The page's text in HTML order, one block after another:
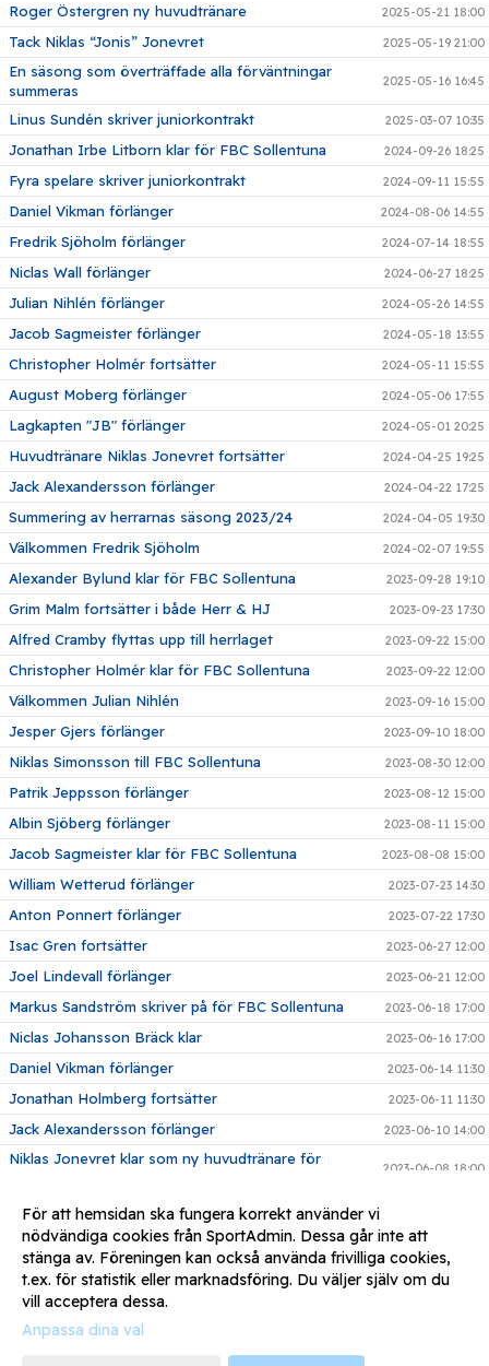
Roger Östergren ny huvudtränare 2025-05-21 18:00
Tack Niklas “Jonis” Jonevret 2025-05-19 21:00
En säsong som överträffade alla förväntningar
summeras
2025-05-16 16:45
Linus Sundén skriver juniorkontrakt 2025-03-07 10:35
Jonathan Irbe Litborn klar för FBC Sollentuna 2024-09-26 18:25
Fyra spelare skriver juniorkontrakt 2024-09-11 15:55
Daniel Vikman förlänger 2024-08-06 14:55
Fredrik Sjöholm förlänger 2024-07-14 18:55
Niclas Wall förlänger 2024-06-27 18:25
Julian Nihlén förlänger 2024-05-26 14:55
Jacob Sagmeister förlänger 2024-05-18 13:55
Christopher Holmér fortsätter 2024-05-11 15:55
August Moberg förlänger 2024-05-06 17:55
Lagkapten "JB" förlänger 2024-05-01 20:25
Huvudtränare Niklas Jonevret fortsätter 2024-04-25 19:25
Jack Alexandersson förlänger 2024-04-22 17:25
Summering av herrarnas säsong 2023/24 2024-04-05 19:30
Välkommen Fredrik Sjöholm 2024-02-07 19:55
Alexander Bylund klar för FBC Sollentuna 2023-09-28 19:10
Grim Malm fortsätter i både Herr & HJ 2023-09-23 17:30
Alfred Cramby flyttas upp till herrlaget 2023-09-22 15:00
Christopher Holmér klar för FBC Sollentuna 2023-09-22 12:00
Välkommen Julian Nihlén 2023-09-16 15:00
Jesper Gjers förlänger 2023-09-10 18:00
Niklas Simonsson till FBC Sollentuna 2023-08-30 12:00
Patrik Jeppsson förlänger 2023-08-12 15:00
Albin Sjöberg förlänger 2023-08-11 15:00
Jacob Sagmeister klar för FBC Sollentuna 2023-08-08 15:00
William Wetterud förlänger 2023-07-23 14:30
Anton Ponnert förlänger 2023-07-22 17:30
Isac Gren fortsätter 2023-06-27 12:00
Joel Lindevall förlänger 2023-06-21 12:00
Markus Sandström skriver på för FBC Sollentuna 2023-06-18 17:00
Niclas Johansson Bräck klar 2023-06-16 17:00
Daniel Vikman förlänger 2023-06-14 11:30
Jonathan Holmberg fortsätter 2023-06-11 11:30
Jack Alexandersson förlänger 2023-06-10 14:00
Niklas Jonevret klar som ny huvudtränare för
2023-06-08 18:00
Adrian Vågberg förlänger
Niclas Wall förlänger 2023-05-22 12:00
August Moberg återvänder 2023-05-11 17:58
För att hemsidan ska fungera korrekt använder vi
nödvändiga cookies från SportAdmin. Dessa går inte att
stänga av. Föreningen kan också använda frivilliga cookies,
t.ex. för statistik eller marknadsföring. Du väljer själv om du
vill acceptera dessa.
Anpassa dina val